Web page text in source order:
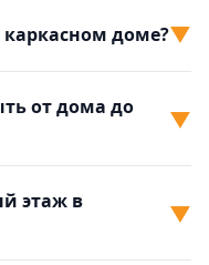
доме?▼
от дома до
▼
этаж в
▼